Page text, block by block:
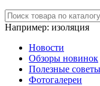
Например: изоляция
Новости
Обзоры новинок
Полезные советы
Фотогалереи